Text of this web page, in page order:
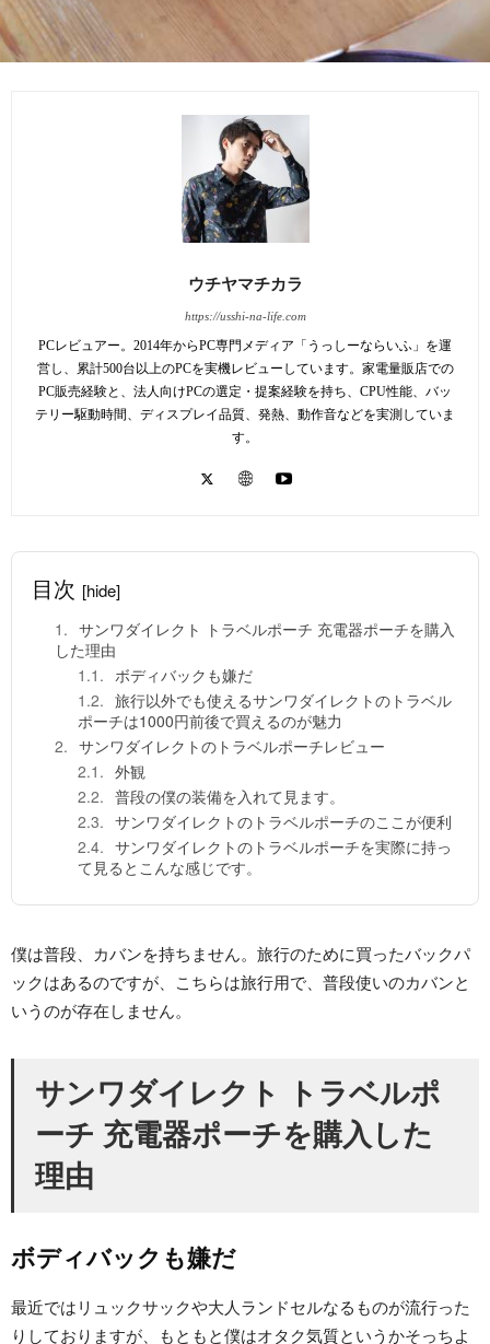
ウチヤマチカラ
https://usshi-na-life.com
PCレビュアー。2014年からPC専門メディア「うっしーならいふ」を運
営し、累計500台以上のPCを実機レビューしています。家電量販店での
PC販売経験と、法人向けPCの選定・提案経験を持ち、CPU性能、バッ
テリー駆動時間、ディスプレイ品質、発熱、動作音などを実測していま
す。
目次 [hide]
サンワダイレクト トラベルポーチ 充電器ポーチを購入
した理由
ボディバックも嫌だ
旅行以外でも使えるサンワダイレクトのトラベル
ポーチは1000円前後で買えるのが魅力
サンワダイレクトのトラベルポーチレビュー
外観
普段の僕の装備を入れて見ます。
サンワダイレクトのトラベルポーチのここが便利
サンワダイレクトのトラベルポーチを実際に持っ
て見るとこんな感じです。
僕は普段、カバンを持ちません。旅行のために買ったバックパ
ックはあるのですが、こちらは旅行用で、普段使いのカバンと
いうのが存在しません。
サンワダイレクト トラベルポ
ーチ 充電器ポーチを購入した
理由
ボディバックも嫌だ
最近ではリュックサックや大人ランドセルなるものが流行った
りしておりますが、もともと僕はオタク気質というかそっちよ